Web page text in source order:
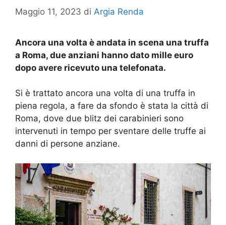
Maggio 11, 2023 di Argia Renda
Ancora una volta è andata in scena una truffa
a Roma, due anziani hanno dato mille euro
dopo avere ricevuto una telefonata.
Si è trattato ancora una volta di una truffa in
piena regola, a fare da sfondo è stata la città di
Roma, dove due blitz dei carabinieri sono
intervenuti in tempo per sventare delle truffe ai
danni di persone anziane.